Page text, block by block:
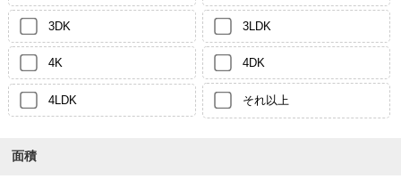
3DK 3LDK
4K 4DK
4LDK それ以上
面積